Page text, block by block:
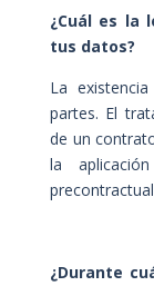
¿Cuál es la
tus datos?
La
partes. El
de un
la
¿Durante